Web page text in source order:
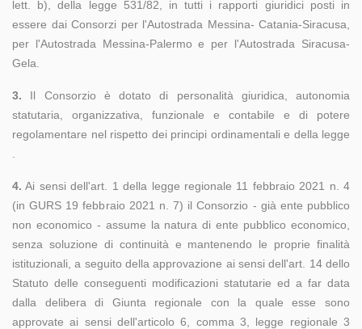
lett. b), della legge 531/82, in tutti i rapporti giuridici posti in
essere dai Consorzi per l'Autostrada Messina- Catania-Siracusa,
per l'Autostrada Messina-Palermo e per l'Autostrada Siracusa-
Gela.
3. Il Consorzio è dotato di personalità giuridica, autonomia
statutaria, organizzativa, funzionale e contabile e di potere
regolamentare nel rispetto dei principi ordinamentali e della legge
4. Ai sensi dell'art. 1 della legge regionale 11 febbraio 2021 n. 4
(in GURS 19 febbraio 2021 n. 7) il Consorzio - già ente pubblico
non economico - assume la natura di ente pubblico economico,
senza soluzione di continuità e mantenendo le proprie finalità
istituzionali, a seguito della approvazione ai sensi dell'art. 14 dello
Statuto delle conseguenti modificazioni statutarie ed a far data
dalla delibera di Giunta regionale con la quale esse sono
approvate ai sensi dell'articolo 6, comma 3, legge regionale 3